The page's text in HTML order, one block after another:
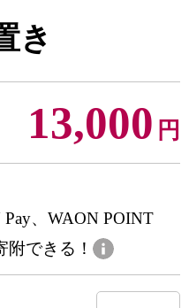
き
13,000 円
、WAON POINT
できる！